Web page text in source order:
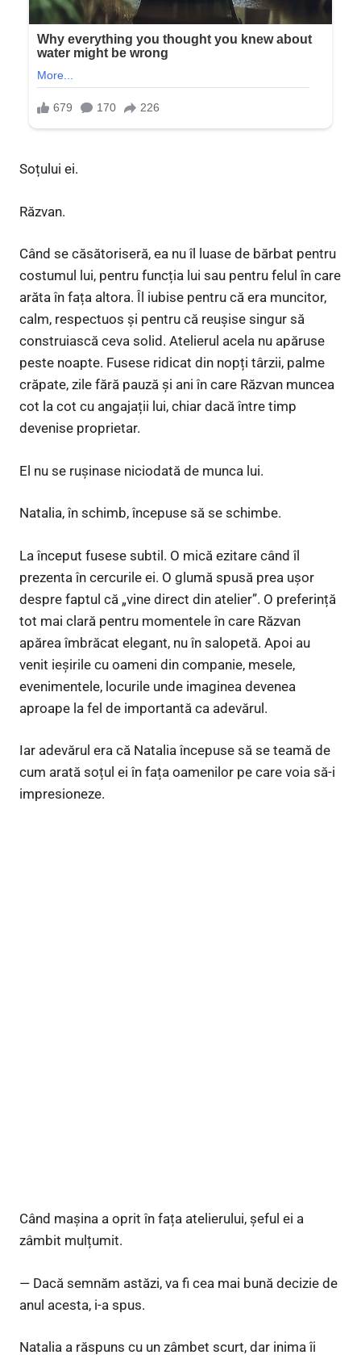
Soțului ei.
Răzvan.
Când se căsătoriseră, ea nu îl luase de bărbat pentru
costumul lui, pentru funcția lui sau pentru felul în care
arăta în fața altora. Îl iubise pentru că era muncitor,
calm, respectuos și pentru că reușise singur să
construiască ceva solid. Atelierul acela nu apăruse
peste noapte. Fusese ridicat din nopți târzii, palme
crăpate, zile fără pauză și ani în care Răzvan muncea
cot la cot cu angajații lui, chiar dacă între timp
devenise proprietar.
El nu se rușinase niciodată de munca lui.
Natalia, în schimb, începuse să se schimbe.
La început fusese subtil. O mică ezitare când îl
prezenta în cercurile ei. O glumă spusă prea ușor
despre faptul că „vine direct din atelier”. O preferință
tot mai clară pentru momentele în care Răzvan
apărea îmbrăcat elegant, nu în salopetă. Apoi au
venit ieșirile cu oameni din companie, mesele,
evenimentele, locurile unde imaginea devenea
aproape la fel de importantă ca adevărul.
Iar adevărul era că Natalia începuse să se teamă de
cum arată soțul ei în fața oamenilor pe care voia să-i
impresioneze.
Când mașina a oprit în fața atelierului, șeful ei a
zâmbit mulțumit.
— Dacă semnăm astăzi, va fi cea mai bună decizie de
anul acesta, i-a spus.
Natalia a răspuns cu un zâmbet scurt, dar inima îi